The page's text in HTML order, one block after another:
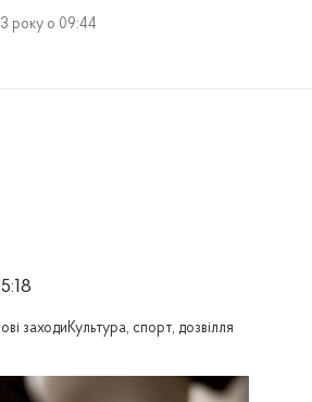
року о 09:44
заходиКультура, спорт, дозвілля